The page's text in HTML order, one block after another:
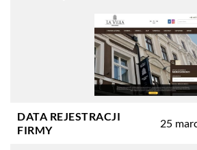
DATA REJESTRACJI
FIRMY
25